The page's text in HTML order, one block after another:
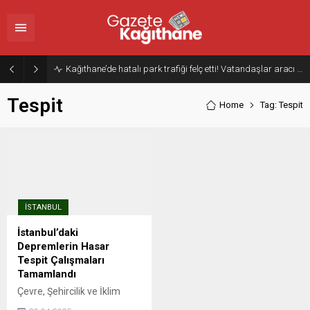
Tespit Home Tag: Tespit
İSTANBUL
İstanbul’daki
Depremlerin Hasar
Tespit Çalışmaları
Tamamlandı
Çevre, Şehircilik ve İklim